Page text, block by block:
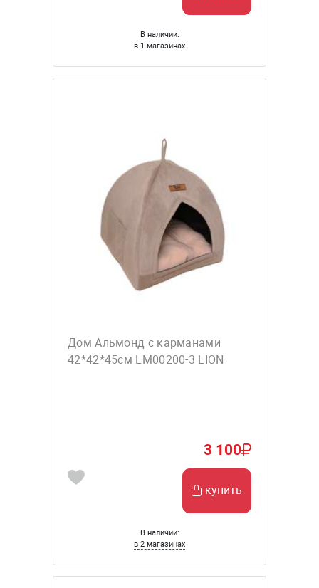
В наличии:
в 1 магазинах
Дом Альмонд с карманами
42*42*45см LM00200-3 LION
3 100
купить
В наличии:
в 2 магазинах